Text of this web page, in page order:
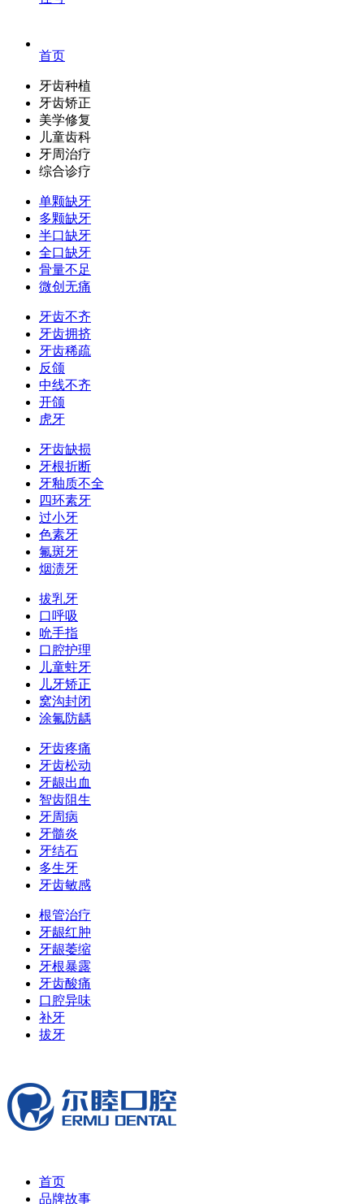
首页
牙齿种植
牙齿矫正
美学修复
儿童齿科
牙周治疗
综合诊疗
单颗缺牙
多颗缺牙
半口缺牙
全口缺牙
骨量不足
微创无痛
牙齿不齐
牙齿拥挤
牙齿稀疏
反颌
中线不齐
开颌
虎牙
牙齿缺损
牙根折断
牙釉质不全
四环素牙
过小牙
色素牙
氟斑牙
烟渍牙
拔乳牙
口呼吸
吮手指
口腔护理
儿童蛀牙
儿牙矫正
窝沟封闭
涂氟防龋
牙齿疼痛
牙齿松动
牙龈出血
智齿阻生
牙周病
牙髓炎
牙结石
多生牙
牙齿敏感
根管治疗
牙龈红肿
牙龈萎缩
牙根暴露
牙齿酸痛
口腔异味
补牙
拔牙
首页
品牌故事